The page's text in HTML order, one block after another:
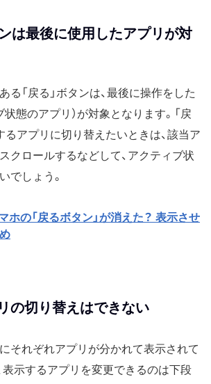
ンは最後に使用したアプリが対
る「戻る」ボタンは、最後に操作をした
状態のアプリ）が対象となります。「戻
るアプリに切り替えたいときは、該当ア
クロールするなどして、アクティブ状
でしょう。
の「戻るボタン」が消えた？ 表示させ
の切り替えはできない
それぞれアプリが分かれて表示されて
表示するアプリを変更できるのは下段